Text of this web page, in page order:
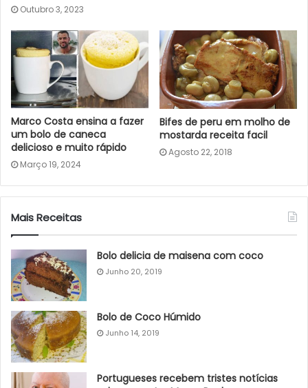
Outubro 3, 2023
Marco Costa ensina a fazer
um bolo de caneca
delicioso e muito rápido
Março 19, 2024
Bifes de peru em molho de
mostarda receita facil
Agosto 22, 2018
Mais Receitas
Bolo delicia de maisena com coco
Junho 20, 2019
Bolo de Coco Húmido
Junho 14, 2019
Portugueses recebem tristes notícias